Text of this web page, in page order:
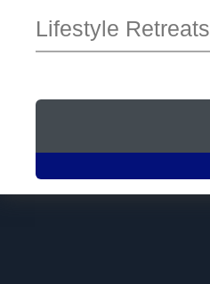
Lifestyle Retreats